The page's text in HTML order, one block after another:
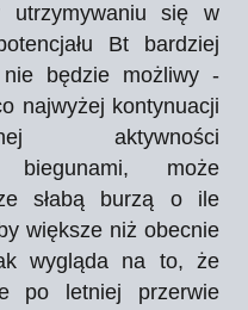
utrzymywaniu się w
Bt bardziej
będzie możliwy -
najwyżej kontynuacji
aktywności
biegunami, może
słabą burzą o ile
większe niż obecnie
wygląda na to, że
po letniej przerwie